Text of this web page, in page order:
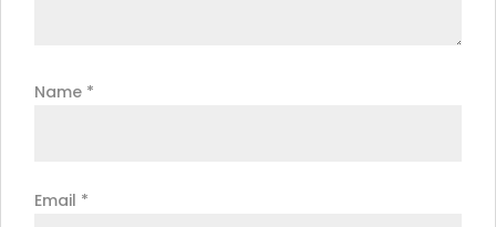
Name *
Email *